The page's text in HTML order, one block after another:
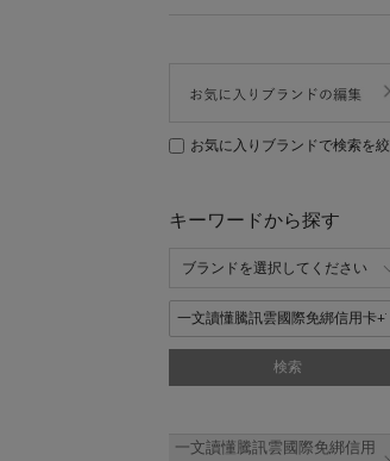
お気に入りブランドで検索を
キーワードから探す
検索
一文讀懂騰訊雲國際免綁信用